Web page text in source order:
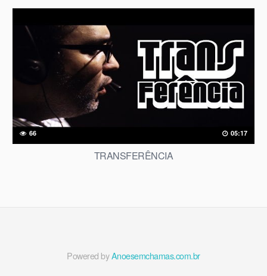
66 05:17
TRANSFERÊNCIA
Powered byAnoesemchamas.com.br